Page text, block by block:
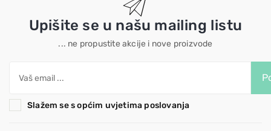
Upišite se u našu mailing listu
... ne propustite akcije i nove proizvode
Slažem se s općim uvjetima poslovanja